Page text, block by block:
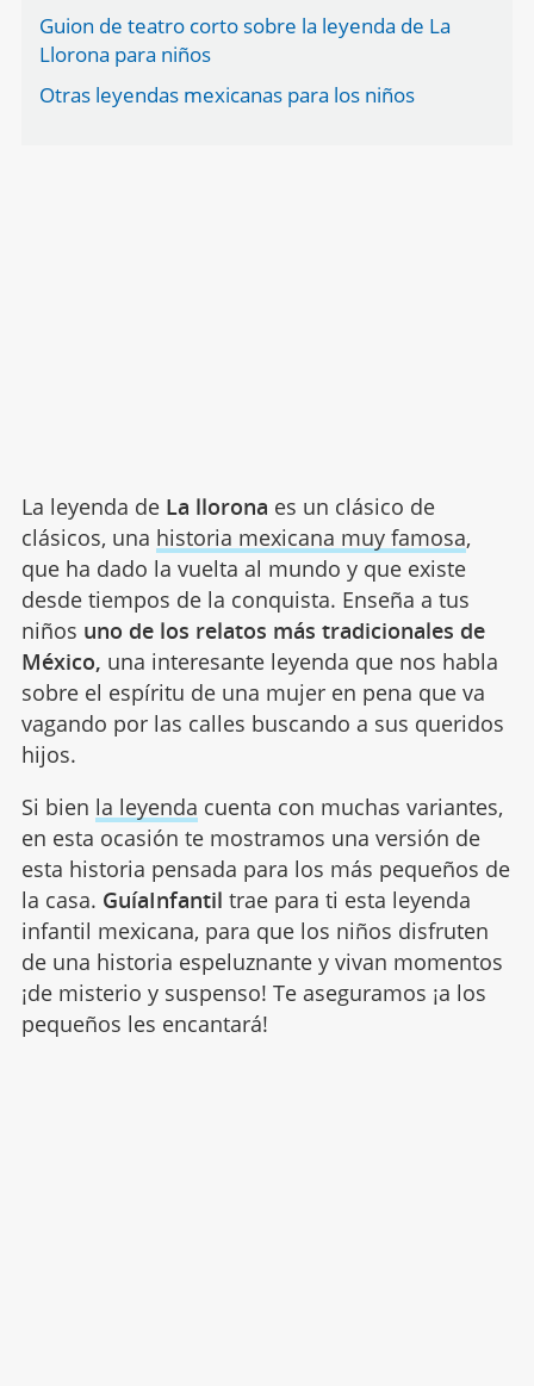
Guion de teatro corto sobre la leyenda de La
Llorona para niños
Otras leyendas mexicanas para los niños
La leyenda deLa llorona es un clásico de
clásicos, una historia mexicana muy famosa,
que ha dado la vuelta al mundo y que existe
desde tiempos de la conquista. Enseña a tus
niños uno de los relatos más tradicionales de
México, una interesante leyenda que nos habla
sobre el espíritu de una mujer en pena que va
vagando por las calles buscando a sus queridos
hijos.
Si bien la leyenda cuenta con muchas variantes,
en esta ocasión te mostramos una versión de
esta historia pensada para los más pequeños de
la casa. GuíaInfantil trae para ti esta leyenda
infantil mexicana, para que los niños disfruten
de una historia espeluznante y vivan momentos
¡de misterio y suspenso! Te aseguramos ¡a los
pequeños les encantará!